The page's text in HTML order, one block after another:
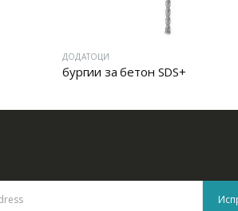
ДОДАТОЦИ
бургии за бетон SDS+